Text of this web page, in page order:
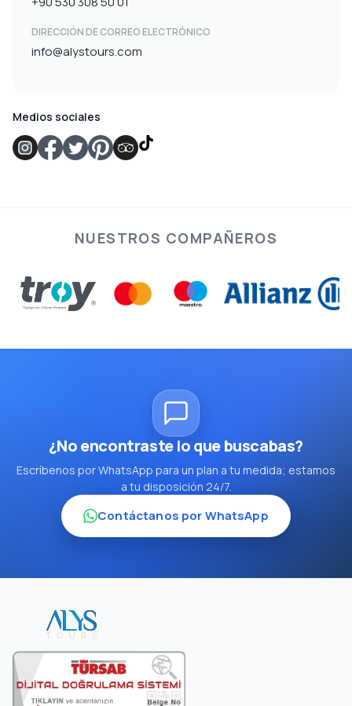
DIRECCIÓN DE CORREO ELECTRÓNICO
info@alystours.com
Medios sociales
NUESTROS COMPAÑEROS
¿No encontraste lo que buscabas?
Escríbenos por WhatsApp para un plan a tu medida; estamos
a tu disposición 24/7.
Contáctanos por WhatsApp